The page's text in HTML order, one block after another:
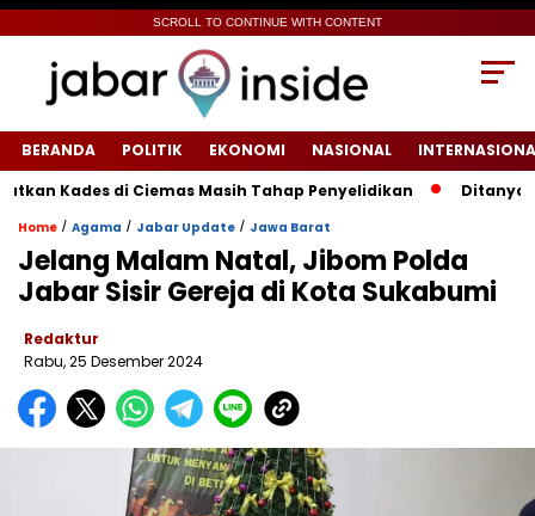
SCROLL TO CONTINUE WITH CONTENT
BERANDA POLITIK EKONOMI NASIONAL
di Ciemas Masih Tahap Penyelidikan
‎Ditanya
Home / Agama / Jabar Update / Jawa Barat
Jelang Malam Natal, Jibom Polda
Jabar Sisir Gereja di Kota Sukabumi
Redaktur
Rabu, 25 Desember 2024